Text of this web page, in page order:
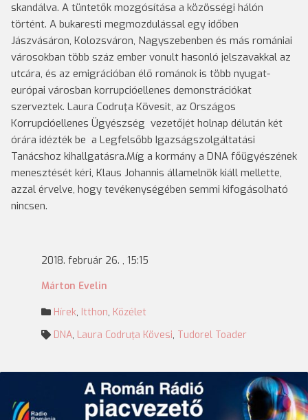
skandálva. A tüntetők mozgósítása a közösségi hálón
történt. A bukaresti megmozdulással egy időben
Jászvásáron, Kolozsváron, Nagyszebenben és más romániai
városokban több száz ember vonult hasonló jelszavakkal az
utcára, és az emigrációban élő románok is több nyugat-
európai városban korrupcióellenes demonstrációkat
szerveztek. Laura Codruţa Kövesit, az Országos
Korrupcióellenes Ügyészség vezetőjét holnap délután két
órára idézték be a Legfelsőbb Igazságszolgáltatási
Tanácshoz kihallgatásra.Míg a kormány a DNA főügyészének
menesztését kéri, Klaus Johannis államelnök kiáll mellette,
azzal érvelve, hogy tevékenységében semmi kifogásolható
nincsen.
2018. február 26. , 15:15
Márton Evelin
Hírek, Itthon, Közélet
DNA, Laura Codruţa Kövesi, Tudorel Toader